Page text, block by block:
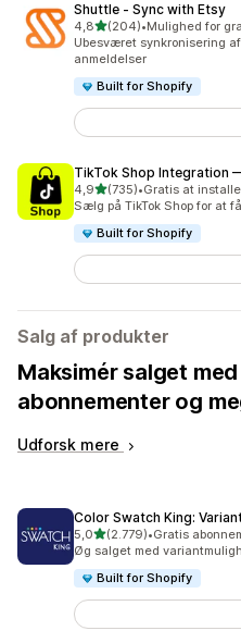
Shuttle ‑ Sync with Etsy
4,8ud af 5 stjerner
(204)
204 anmeldelser i alt
•Mulighed for
Ubesværet synkronisering
anmeldelser
Built for Shopify
TikTok Shop Integration
4,9ud af 5 stjerner
(735)
735 anmeldelser i alt
•Gratis at
Sælg på TikTok Shop for at
Built for Shopify
Salg af produkter
Maksimér salget
abonnementer og
Udforsk mere
Color Swatch King:
5,0ud af 5 stjerner
(2.779)
2779 anmeldelser i alt
•Gratis
Øg salget med
Built for Shopify